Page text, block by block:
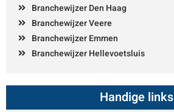
Branchewijzer Den Haag
Branchewijzer Veere
Branchewijzer Emmen
Branchewijzer Hellevoetsluis
Handige links